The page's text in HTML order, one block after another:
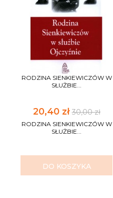
RODZINA SIENKIEWICZÓW W
SŁUŻBIE...
20,40 zł30,00 zł
RODZINA SIENKIEWICZÓW W
SŁUŻBIE...
DO KOSZYKA